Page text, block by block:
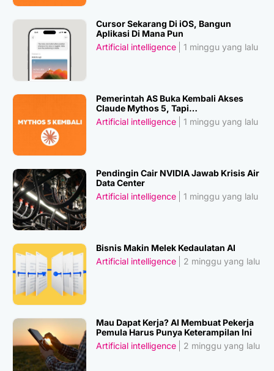
Cursor Sekarang Di iOS, Bangun
Aplikasi Di Mana Pun
Artificial intelligence
1 minggu yang lalu
Pemerintah AS Buka Kembali Akses
Claude Mythos 5, Tapi…
Artificial intelligence
1 minggu yang lalu
Pendingin Cair NVIDIA Jawab Krisis Air
Data Center
Artificial intelligence
1 minggu yang lalu
Bisnis Makin Melek Kedaulatan AI
Artificial intelligence
2 minggu yang lalu
Mau Dapat Kerja? AI Membuat Pekerja
Pemula Harus Punya Keterampilan Ini
Artificial intelligence
2 minggu yang lalu